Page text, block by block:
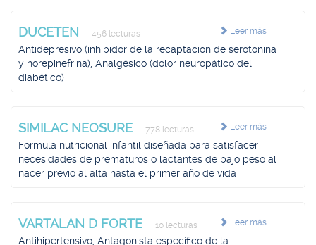
Leer más
DUCETEN 456 lecturas
Antidepresivo (inhibidor de la recaptación de serotonina
y norepinefrina), Analgésico (dolor neuropático del
diabético)
Leer más
SIMILAC NEOSURE 778 lecturas
Fórmula nutricional infantil diseñada para satisfacer
necesidades de prematuros o lactantes de bajo peso al
nacer previo al alta hasta el primer año de vida
Leer más
VARTALAN D FORTE 10 lecturas
Antihipertensivo, Antagonista específico de la